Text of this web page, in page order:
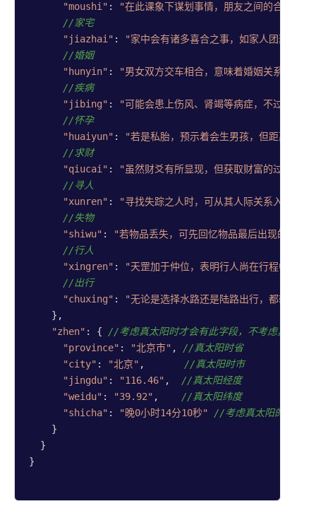
"moushi" :
"在此课象下谋划事情，朋友之间的合作较
//家宅
"jiazhai" :
"家中会有诸多喜合之事，如家人团聚、朋
//婚姻
"hunyin" :
"男女双方交车相合，意味着婚姻关系能够
//疾病
"jibing" :
"可能会患上伤风、肾竭等病症，不过幸运
//怀孕
"huaiyun" :
"若是私胎，预示着会生男孩，但距离产期
//求财
"qiucai" :
"虽然财爻有所显现，但获取财富的过程可
//寻人
"xunren" :
"寻找失踪之人时，可从其人际关系入手，
//失物
"shiwu" :
"若物品丢失，可先回忆物品最后出现的位置
//行人
"xingren" :
"天罡加于仲位，表明行人尚在行程中途。
//出行
"chuxing" :
"无论是选择水路还是陆路出行，都较为适
    },
"zhen" : { //考虑真太阳时才会有此字段，不考虑真太阳
"province" : "北京市" , //真太阳时省
"city" : "北京" , //真太阳时市
"jingdu" : "116.46" , //真太阳经度
"weidu" : "39.92" , //真太阳纬度
"shicha" : "晚0小时14分10秒"
//考虑真太阳的时差
    }
  }
}